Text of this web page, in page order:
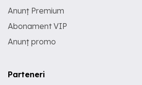
Anunț Premium
Abonament VIP
Anunț promo
Parteneri